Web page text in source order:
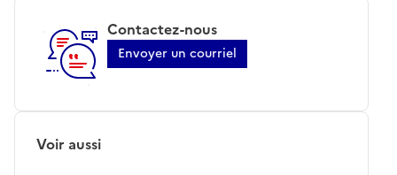
Contactez-nous
Envoyer un courriel
Voir aussi